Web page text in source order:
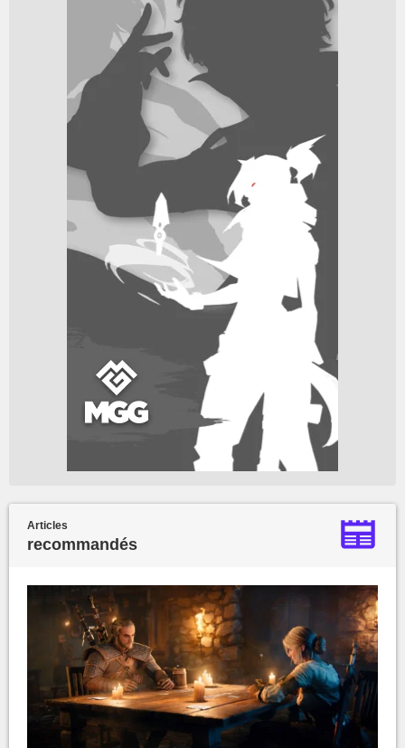
Articles
recommandés